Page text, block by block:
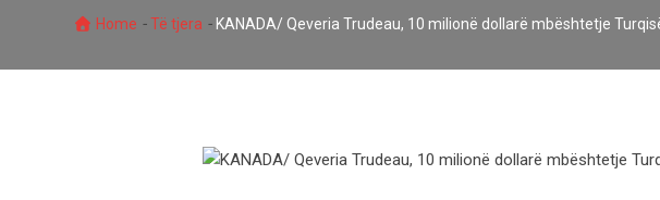
Home -Të tjera - KANADA/ Qeveria Trudeau, 10 milionë dollarë mbështetje